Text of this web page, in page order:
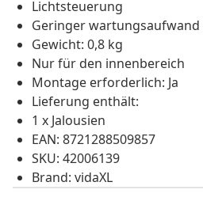
Lichtsteuerung
Geringer wartungsaufwand
Gewicht: 0,8 kg
Nur für den innenbereich
Montage erforderlich: Ja
Lieferung enthält:
1 x Jalousien
EAN: 8721288509857
SKU: 42006139
Brand: vidaXL